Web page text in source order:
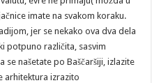
imate na svakom koraku.
jer se nekako ova dva dela
potpuno različita, sasvim
našetate po Baščaršiji, izlazite
arhitektura izrazito